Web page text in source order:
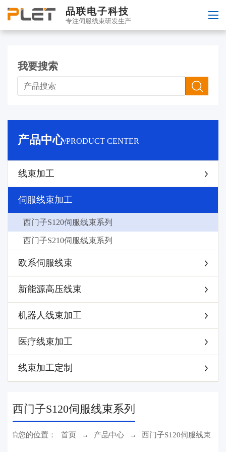
品联电子科技
专注伺服线束研发生产
我要搜索
产品中心/PRODUCT CENTER
线束加工
伺服线束加工
西门子S120伺服线束系列
西门子S210伺服线束系列
欧系伺服线束
新能源高压线束
机器人线束加工
医疗线束加工
线束加工定制
西门子S120伺服线束系列
您的位置： 首页 → 产品中心 → 西门子S120伺服线束